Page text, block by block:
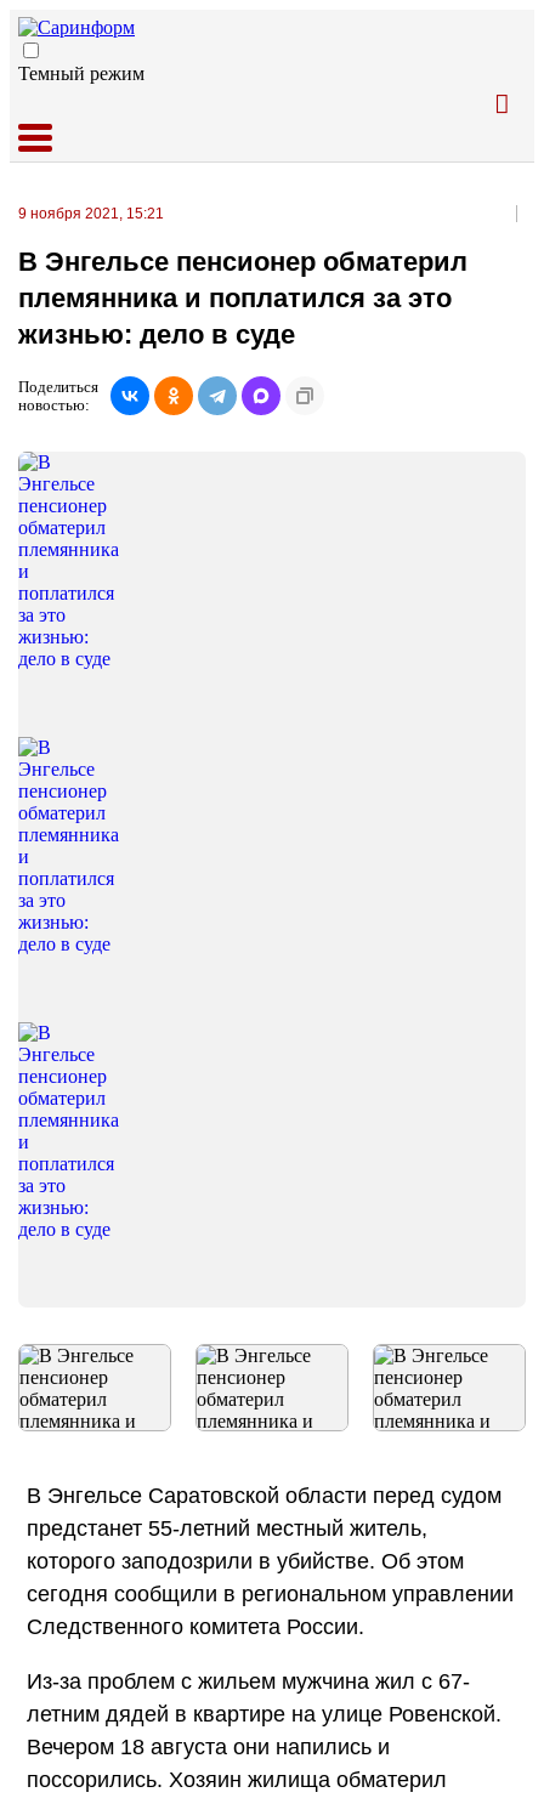
Темный режим
9 ноября 2021, 15:21
В Энгельсе пенсионер обматерил
племянника и поплатился за это
жизнью: дело в суде
Поделиться
новостью:
В Энгельсе Саратовской области перед судом
предстанет 55-летний местный житель,
которого заподозрили в убийстве. Об этом
сегодня сообщили в региональном управлении
Следственного комитета России.
Из-за проблем с жильем мужчина жил с 67-
летним дядей в квартире на улице Ровенской.
Вечером 18 августа они напились и
поссорились. Хозяин жилища обматерил